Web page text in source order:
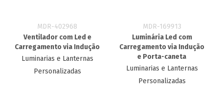
MDR-402968
Ventilador com Led e
Carregamento via Indução
Luminarias e Lanternas
Personalizadas
MDR-169913
Luminária Led com
Carregamento via Indução
e Porta-caneta
Luminarias e Lanternas
Personalizadas